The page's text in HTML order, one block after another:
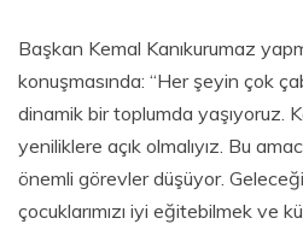
Başkan Kemal Kanıkurumaz
konuşmasında: ‘‘Her şeyin çok
dinamik bir toplumda yaşıyoruz.
yeniliklere açık olmalıyız. Bu
önemli görevler düşüyor.
çocuklarımızı iyi eğitebilmek ve